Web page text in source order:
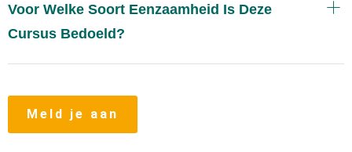
Voor Welke Soort Eenzaamheid Is Deze
Cursus Bedoeld?
Meld je aan